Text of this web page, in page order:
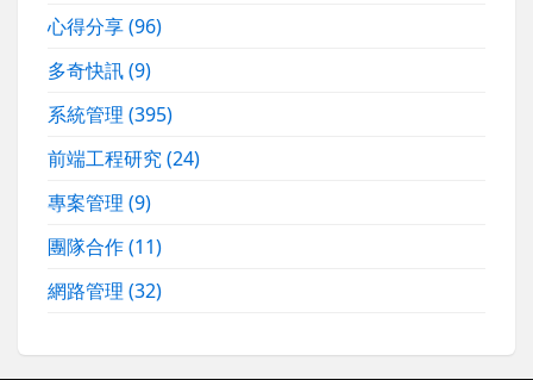
心得分享(96)
多奇快訊(9)
系統管理(395)
前端工程研究(24)
專案管理(9)
團隊合作(11)
網路管理(32)